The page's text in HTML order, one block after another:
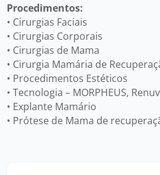
Procedimentos:
• Cirurgias Faciais
• Cirurgias Corporais
• Cirurgias de Mama
• Cirurgia Mamária de
• Procedimentos Estéticos
• Tecnologia – MORPHEUS,
• Explante Mamário
• Prótese de Mama de